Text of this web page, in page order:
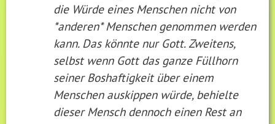
die Würde eines Menschen nicht von
*anderen* Menschen genommen werden
kann. Das könnte nur Gott. Zweitens,
selbst wenn Gott das ganze Füllhorn
seiner Boshaftigkeit über einem
Menschen auskippen würde, behielte
dieser Mensch dennoch einen Rest an